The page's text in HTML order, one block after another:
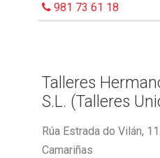
981 73 61 18
Talleres
S.L. (Talleres
Rúa Estrada do Vilán,
Camariñas